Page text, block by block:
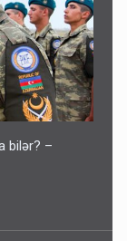
bilər? –